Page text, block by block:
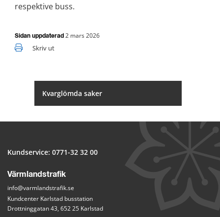
Kvarglömda saker
respektive buss.
Sidan uppdaterad 2 mars 2026
Skriv ut
Kundservice: 0771-32 32 00
Värmlandstrafik
info@varmlandstrafik.se
Kundcenter Karlstad busstation
Drottninggatan 43, 652 25 Karlstad